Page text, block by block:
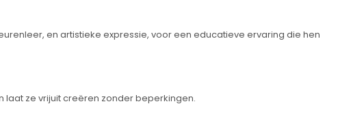
en artistieke expressie, voor een educatieve ervaring die hen
ze vrijuit creëren zonder beperkingen.